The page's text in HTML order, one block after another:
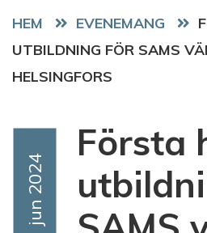
HEM EVENEMANG
UTBILDNING FÖR SAMS
HELSINGFORS
Event Date
Jun 2024
Första